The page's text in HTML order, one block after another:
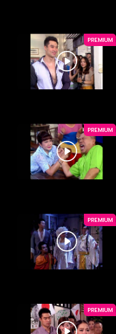
PREMIUM
PREMIUM
PREMIUM
PREMIUM